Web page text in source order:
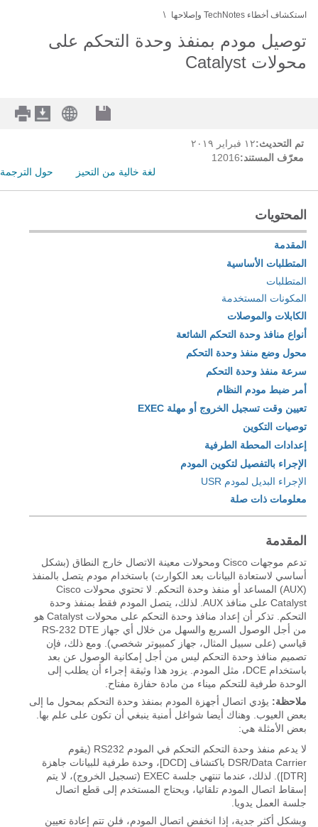
استكشاف أخطاء TechNotes وإصلاحها
توصيل مودم بمنفذ وحدة التحكم على
محولات Catalyst
تم التحديث:١٢ فبراير ٢٠١٩
معرّف المستند:12016
لغة خالية من التحيز
حول الترجمة
المحتويات
المقدمة
المتطلبات الأساسية
المتطلبات
المكونات المستخدمة
الكابلات والموصلات
أنواع منافذ وحدة التحكم الشائعة
محول وضع منفذ وحدة التحكم
سرعة منفذ وحدة التحكم
أمر ضبط مودم النظام
تعيين وقت تسجيل الخروج أو مهلة EXEC
توصيات التكوين
إعدادات المحطة الطرفية
الإجراء بالتفصيل لتكوين المودم
الإجراء البديل لمودم USR
معلومات ذات صلة
المقدمة
تدعم موجهات Cisco ومحولات معينة الاتصال خارج النطاق (بشكل
أساسي لاستعادة البيانات بعد الكوارث) باستخدام مودم يتصل بالمنفذ
(AUX) المساعد أو منفذ وحدة التحكم. لا تحتوي محولات Cisco
Catalyst على منافذ AUX. لذلك، يتصل المودم فقط بمنفذ وحدة
التحكم. تذكر أن إعداد منافذ وحدة التحكم على محولات Catalyst هو
من أجل الوصول السريع والسهل من خلال أي جهاز RS-232 DTE
قياسي (على سبيل المثال، جهاز كمبيوتر شخصي). ومع ذلك، فإن
تصميم منافذ وحدة التحكم ليس من أجل إمكانية الوصول عن بعد
باستخدام DCE، مثل المودم. يزود هذا وثيقة إجراء أن يطلب إلى
الوحدة طرفية للتحكم ميناء من مادة حفازة مفتاح.
ملاحظة: يؤدي اتصال أجهزة المودم بمنفذ وحدة التحكم بمحول ما إلى
بعض العيوب. وهناك أيضا شواغل أمنية ينبغي أن تكون على علم بها.
بعض الأمثلة هي:
لا يدعم منفذ وحدة التحكم التحكم في المودم RS232 (يقوم
DSR/Data Carrier باكتشاف [DCD]، وحدة طرفية للبيانات جاهزة
[DTR]). لذلك، عندما تنتهي جلسة EXEC (تسجيل الخروج)، لا يتم
إسقاط اتصال المودم تلقائيا، ويحتاج المستخدم إلى قطع اتصال
جلسة العمل يدويا.
وبشكل أكثر جدية، إذا انخفض اتصال المودم، فلن تتم إعادة تعيين